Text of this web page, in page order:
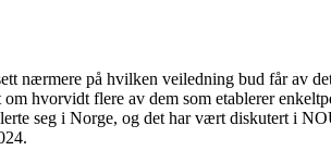
nærmere på hvilken veiledning bud får av
hvorvidt flere av dem som etablerer
seg i Norge, og det har vært diskutert i